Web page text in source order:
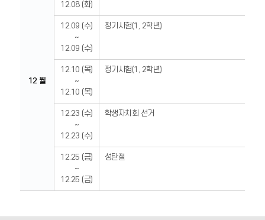
12 월
12.08 (화)
12.09 (수)
~
12.09 (수)
정기시험(1, 2학년)
12.10 (목)
~
12.10 (목)
정기시험(1, 2학년)
12.23 (수)
~
12.23 (수)
학생자치회 선거
12.25 (금)
~
12.25 (금)
성탄절